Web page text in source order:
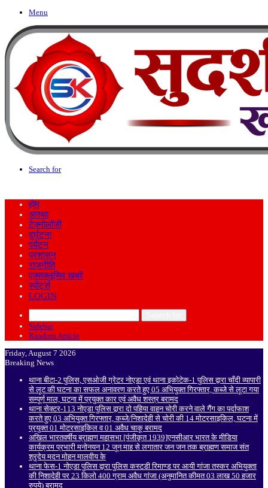
Menu
Search for
होम
आस्था
टेक्नोलॉजी
दुर्घटना
पर्यटन
प्रशासन
राजनीति
एक्सक्लूसिव खबरें
स्पोर्ट्स
LOGIN
Sidebar
Random Article
Friday, August 7 2026
Breaking News
थाना बीटा-2 पुलिस, एसओजी ग्रेटर नोएडा एवं थाना इकोटेक-1 पुलिस द्वारा चाँदी व्यापारी
से लूट की घटना का सफल अनावरण करते हुए 05 अभियुक्त गिरफ्तार, कब्जे से लूटा गया
सम्पूर्ण माल, घटना में प्रयुक्त कार एवं अवैध शस्त्र बरामद
थाना सेक्टर-113 नोएडा पुलिस द्वारा दो पहिया वाहन चोरी करने वाले गैंग का पर्दाफाश
करते हुए 03 अभियुक्त गिरफ्तार, कब्जे/निशादेही से चोरी की 14 मोटरसाइकिल, घटना में
प्रयुक्त 01 मोटरसाइकिल व 01 अवैध चाकू बरामद
अखिल भारतवर्षीय ब्राह्मण महासभा [पंजीकृत 1939]एनसीआर भारत के मीडिया
कार्यक्रम प्रभारी मनोनयन 12 जून माह से लगातार जन जन तक ब्राह्मण समाज संत
श्रृदेय मदन मोहन मालवीय के
थाना फेस-1 नोएडा पुलिस द्वारा पुलिस कस्टडी रिमाण्ड पर आयी गांजा तस्कर अभियुक्ता
की निशादेही पर 23 किलो 400 ग्राम अवैध गांजा (अनुमानित कीमत 03 लाख 50 हजार
रुपये) बरामद